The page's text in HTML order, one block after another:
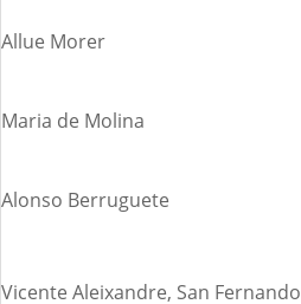
Allue Morer
Maria de Molina
Alonso Berruguete
Vicente Aleixandre, San Fernando